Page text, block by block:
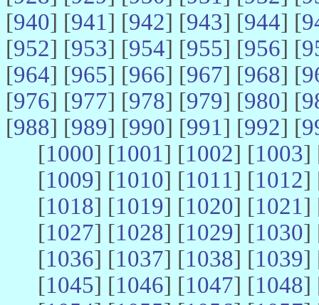
[940] [941] [942] [943] [944] [
[952] [953] [954] [955] [956] [
[964] [965] [966] [967] [968] [
[976] [977] [978] [979] [980] [
[988] [989] [990] [991] [992] [
[1000] [1001] [1002] [1003]
[1009] [1010] [1011] [1012]
[1018] [1019] [1020] [1021]
[1027] [1028] [1029] [1030]
[1036] [1037] [1038] [1039]
[1045] [1046] [1047] [1048]